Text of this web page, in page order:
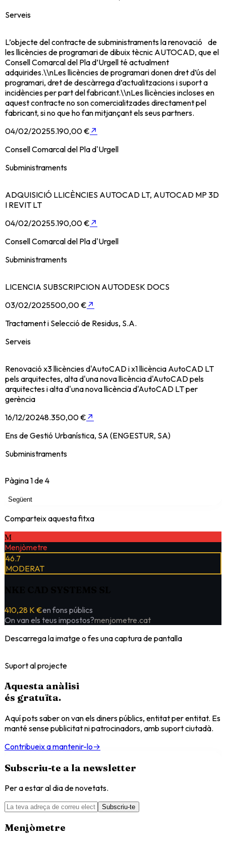
Serveis
L’objecte del contracte de subministraments la renovació de
les llicències de programari de dibuix tècnic AUTOCAD, que el
Consell Comarcal del Pla d’Urgell té actualment
adquirides.\\nLes llicències de programari donen dret d’ús del
programari, dret de descàrrega d’actualitzacions i suport a
incidències per part del fabricant.\\nLes llicències incloses en
aquest contracte no son comercialitzades directament pel
fabricant, si no que ho fan mitjançant els seus partners.
04/02/20255.190,00 € ↗
Consell Comarcal del Pla d'Urgell
Subministraments
ADQUISICIÓ LLICÈNCIES AUTOCAD LT, AUTOCAD MP 3D
I REVIT LT
04/02/20255.190,00 € ↗
Consell Comarcal del Pla d'Urgell
Subministraments
LICENCIA SUBSCRIPCION AUTODESK DOCS
03/02/2025500,00 € ↗
Tractament i Selecció de Residus, S.A.
Serveis
Renovació x3 llicències d'AutoCAD i x1 llicència AutoCAD LT
pels arquitectes, alta d'una nova llicència d'AutoCAD pels
arquitectes i alta d'una nova llicència d'AutoCAD LT per
gerència
16/12/20248.350,00 € ↗
Ens de Gestió Urbanística, SA (ENGESTUR, SA)
Subministraments
Pàgina1de4
Següent
Comparteix aquesta fitxa
M
Menjòmetre
46.7
MODERAT
410,28 K €en fons públics
On van els teus impostos?menjometre.cat
Descarrega la imatge o fes una captura de pantalla
Suport al projecte
Aquesta anàlisi
és gratuïta.
Aquí pots saber on van els diners públics, entitat per entitat. Es
manté sense publicitat ni patrocinadors, amb suport ciutadà.
Contribueix a mantenir-lo→
Subscriu-te a la newsletter
Per a estar al dia de novetats.
Subscriu-te
Menjòmetre